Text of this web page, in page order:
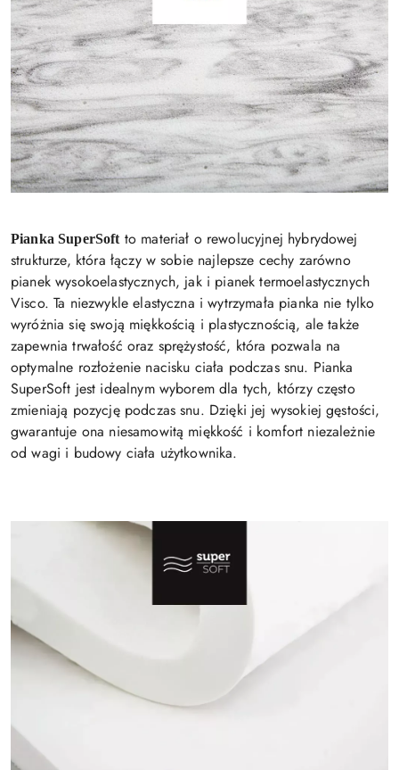
Pianka SuperSoftto materiał o rewolucyjnej hybrydowej
strukturze, która łączy w sobie najlepsze cechy zarówno
pianek wysokoelastycznych, jak i pianek termoelastycznych
Visco. Ta niezwykle elastyczna i wytrzymała pianka nie tylko
wyróżnia się swoją miękkością i plastycznością, ale także
zapewnia trwałość oraz sprężystość, która pozwala na
optymalne rozłożenie nacisku ciała podczas snu. Pianka
SuperSoft jest idealnym wyborem dla tych, którzy często
zmieniają pozycję podczas snu. Dzięki jej wysokiej gęstości,
gwarantuje ona niesamowitą miękkość i komfort niezależnie
od wagi i budowy ciała użytkownika.